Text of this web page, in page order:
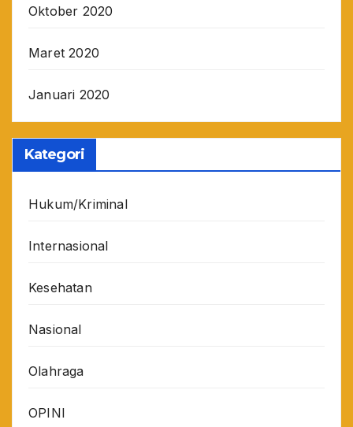
Oktober 2020
Maret 2020
Januari 2020
Kategori
Hukum/Kriminal
Internasional
Kesehatan
Nasional
Olahraga
OPINI